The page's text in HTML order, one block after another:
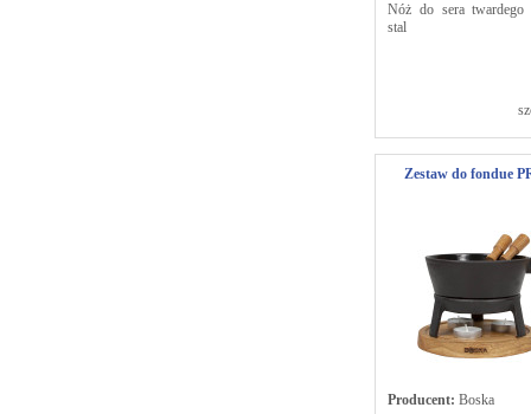
Nóż do sera twardego
stal
Zestaw do fondue
Producent: Boska